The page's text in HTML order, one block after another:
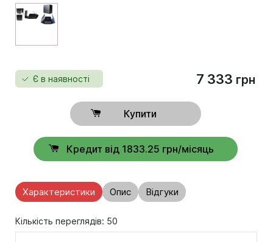
Є в наявності 7 333 грн
Купити
Кредит від 1833.25 грн/місяць
Характеристики Опис Відгуки
Кількість переглядів: 50